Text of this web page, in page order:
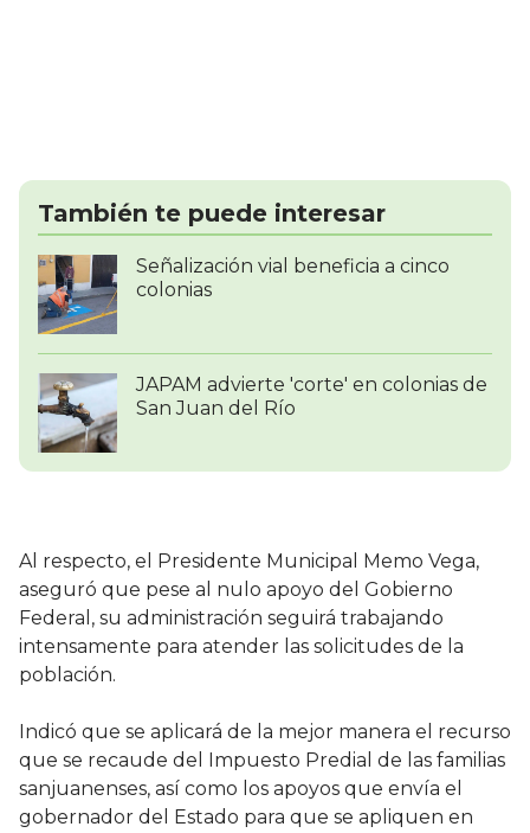
También te puede interesar
Señalización vial beneficia a cinco
colonias
JAPAM advierte 'corte' en colonias de
San Juan del Río
Al respecto, el Presidente Municipal Memo Vega,
aseguró que pese al nulo apoyo del Gobierno
Federal, su administración seguirá trabajando
intensamente para atender las solicitudes de la
población.
Indicó que se aplicará de la mejor manera el recurso
que se recaude del Impuesto Predial de las familias
sanjuanenses, así como los apoyos que envía el
gobernador del Estado para que se apliquen en